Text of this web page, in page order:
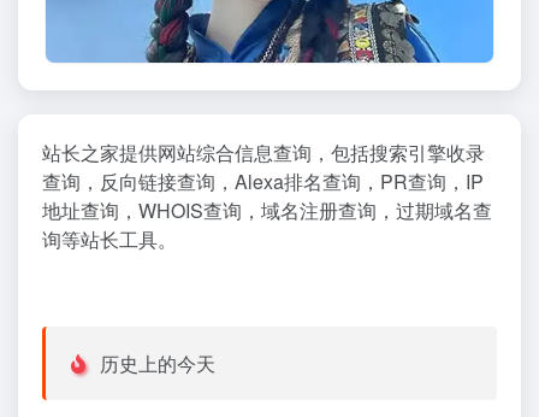
站长之家提供网站综合信息查询，包括搜索引擎收录
查询，反向链接查询，Alexa排名查询，PR查询，IP
地址查询，WHOIS查询，域名注册查询，过期域名查
询等站长工具。
历史上的今天